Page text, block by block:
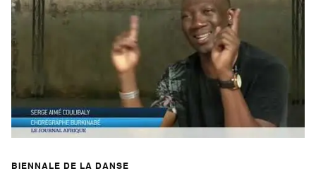
BIENNALE DE LA DANSE